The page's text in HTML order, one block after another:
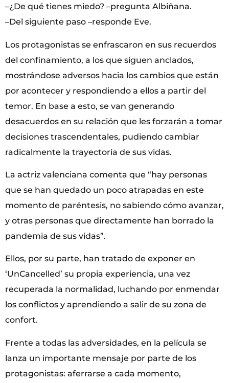
–¿De qué tienes miedo? –pregunta Albiñana.
–Del siguiente paso –responde Eve.
Los protagonistas se enfrascaron en sus recuerdos
del confinamiento, a los que siguen anclados,
mostrándose adversos hacia los cambios que están
por acontecer y respondiendo a ellos a partir del
temor. En base a esto, se van generando
desacuerdos en su relación que les forzarán a tomar
decisiones trascendentales, pudiendo cambiar
radicalmente la trayectoria de sus vidas.
La actriz valenciana comenta que “hay personas
que se han quedado un poco atrapadas en este
momento de paréntesis, no sabiendo cómo avanzar,
y otras personas que directamente han borrado la
pandemia de sus vidas”.
Ellos, por su parte, han tratado de exponer en
‘UnCancelled’ su propia experiencia, una vez
recuperada la normalidad, luchando por enmendar
los conflictos y aprendiendo a salir de su zona de
confort.
Frente a todas las adversidades, en la película se
lanza un importante mensaje por parte de los
protagonistas: aferrarse a cada momento,